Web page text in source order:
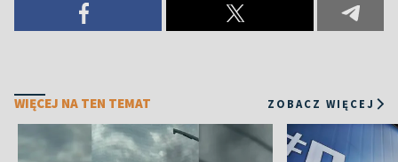
WIĘCEJ NA TEN TEMAT ZOBACZ WIĘCEJ